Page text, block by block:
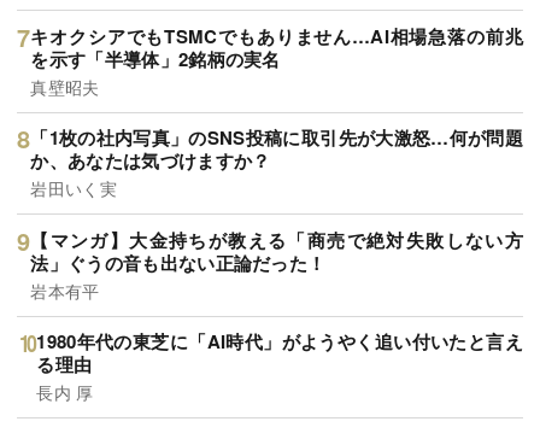
キオクシアでもTSMCでもありません…AI相場急落の前兆
を示す「半導体」2銘柄の実名
真壁昭夫
「1枚の社内写真」のSNS投稿に取引先が大激怒…何が問題
か、あなたは気づけますか？
岩田いく実
【マンガ】大金持ちが教える「商売で絶対失敗しない方
法」ぐうの音も出ない正論だった！
岩本有平
1980年代の東芝に「AI時代」がようやく追い付いたと言え
る理由
長内 厚